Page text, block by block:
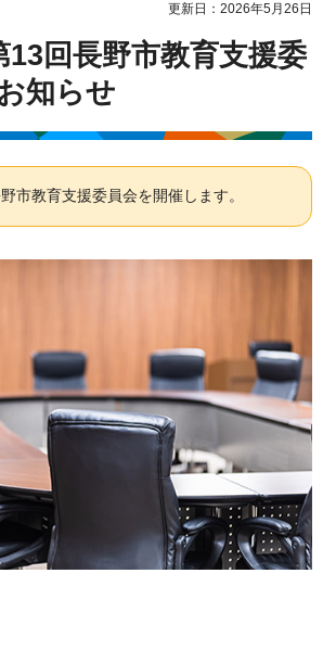
更新日：2026年5月26日
13回長野市教育支援委
知らせ
市教育支援委員会を開催します。